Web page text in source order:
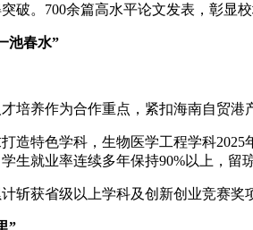
破。700余篇高水平论文发表，彰显校
池春水”
培养作为合作重点，紧扣海南自贸
造特色学科，生物医学工程学科
生就业率连续多年保持90%以上，留
斩获省级以上学科及创新创业竞赛奖
”